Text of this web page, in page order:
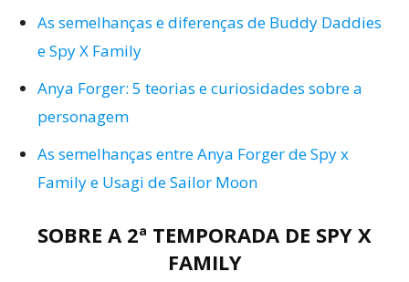
As semelhanças e diferenças de Buddy Daddies
e Spy X Family
Anya Forger: 5 teorias e curiosidades sobre a
personagem
As semelhanças entre Anya Forger de Spy x
Family e Usagi de Sailor Moon
SOBRE A 2ª TEMPORADA DE SPY X
FAMILY